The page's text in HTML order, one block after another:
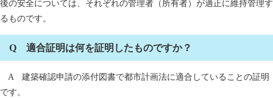
後の安全については、それぞれの管理者（所有者）が適正に維持管理す
るものです。
Q 適合証明は何を証明したものですか？
A 建築確認申請の添付図書で都市計画法に適合していることの証明
です。